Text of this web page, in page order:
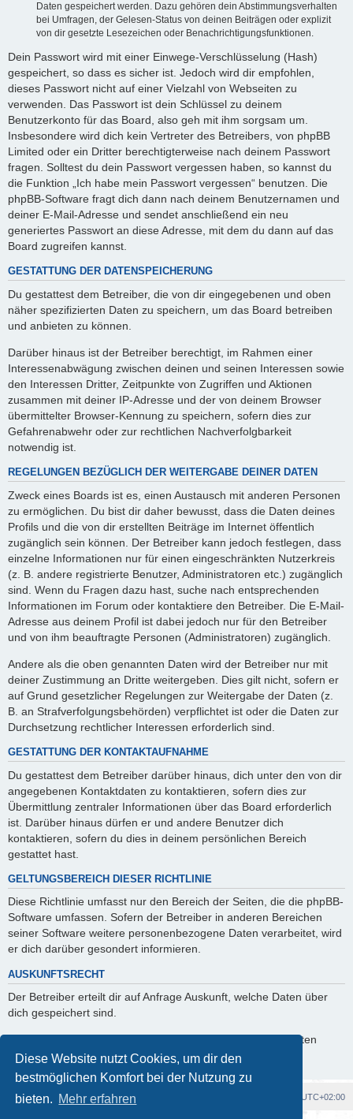
Diese Website nutzt Cookies, um dir den
bestmöglichen Komfort bei der Nutzung zu
bieten. Mehr erfahren
Daten gespeichert werden. Dazu gehören dein Abstimmungsverhalten
bei Umfragen, der Gelesen-Status von deinen Beiträgen oder explizit
von dir gesetzte Lesezeichen oder Benachrichtigungsfunktionen.
Dein Passwort wird mit einer Einwege-Verschlüsselung (Hash)
gespeichert, so dass es sicher ist. Jedoch wird dir empfohlen,
dieses Passwort nicht auf einer Vielzahl von Webseiten zu
verwenden. Das Passwort ist dein Schlüssel zu deinem
Benutzerkonto für das Board, also geh mit ihm sorgsam um.
Insbesondere wird dich kein Vertreter des Betreibers, von phpBB
Limited oder ein Dritter berechtigterweise nach deinem Passwort
fragen. Solltest du dein Passwort vergessen haben, so kannst du
die Funktion „Ich habe mein Passwort vergessen“ benutzen. Die
phpBB-Software fragt dich dann nach deinem Benutzernamen und
deiner E-Mail-Adresse und sendet anschließend ein neu
generiertes Passwort an diese Adresse, mit dem du dann auf das
Board zugreifen kannst.
GESTATTUNG DER DATENSPEICHERUNG
Du gestattest dem Betreiber, die von dir eingegebenen und oben
näher spezifizierten Daten zu speichern, um das Board betreiben
und anbieten zu können.
Darüber hinaus ist der Betreiber berechtigt, im Rahmen einer
Interessenabwägung zwischen deinen und seinen Interessen sowie
den Interessen Dritter, Zeitpunkte von Zugriffen und Aktionen
zusammen mit deiner IP-Adresse und der von deinem Browser
übermittelter Browser-Kennung zu speichern, sofern dies zur
Gefahrenabwehr oder zur rechtlichen Nachverfolgbarkeit
notwendig ist.
REGELUNGEN BEZÜGLICH DER WEITERGABE DEINER DATEN
Zweck eines Boards ist es, einen Austausch mit anderen Personen
zu ermöglichen. Du bist dir daher bewusst, dass die Daten deines
Profils und die von dir erstellten Beiträge im Internet öffentlich
zugänglich sein können. Der Betreiber kann jedoch festlegen, dass
einzelne Informationen nur für einen eingeschränkten Nutzerkreis
(z. B. andere registrierte Benutzer, Administratoren etc.) zugänglich
sind. Wenn du Fragen dazu hast, suche nach entsprechenden
Informationen im Forum oder kontaktiere den Betreiber. Die E-Mail-
Adresse aus deinem Profil ist dabei jedoch nur für den Betreiber
und von ihm beauftragte Personen (Administratoren) zugänglich.
Andere als die oben genannten Daten wird der Betreiber nur mit
deiner Zustimmung an Dritte weitergeben. Dies gilt nicht, sofern er
auf Grund gesetzlicher Regelungen zur Weitergabe der Daten (z.
B. an Strafverfolgungsbehörden) verpflichtet ist oder die Daten zur
Durchsetzung rechtlicher Interessen erforderlich sind.
GESTATTUNG DER KONTAKTAUFNAHME
Du gestattest dem Betreiber darüber hinaus, dich unter den von dir
angegebenen Kontaktdaten zu kontaktieren, sofern dies zur
Übermittlung zentraler Informationen über das Board erforderlich
ist. Darüber hinaus dürfen er und andere Benutzer dich
kontaktieren, sofern du dies in deinem persönlichen Bereich
gestattet hast.
GELTUNGSBEREICH DIESER RICHTLINIE
Diese Richtlinie umfasst nur den Bereich der Seiten, die die phpBB-
Software umfassen. Sofern der Betreiber in anderen Bereichen
seiner Software weitere personenbezogene Daten verarbeitet, wird
er dich darüber gesondert informieren.
AUSKUNFTSRECHT
Der Betreiber erteilt dir auf Anfrage Auskunft, welche Daten über
dich gespeichert sind.
Du kannst jederzeit die Löschung bzw. Sperrung deiner Daten
verlangen. Kontaktiere hierzu bitte den Betreiber.
Foren-Übersicht UTC+02:00